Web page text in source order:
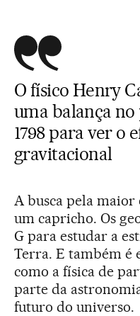
O físico Henry
uma balança no
1798 para ver o
gravitacional
A busca pela maior
um capricho. Os
G para estudar a
Terra. E também é
como a física de
parte da
futuro do universo.